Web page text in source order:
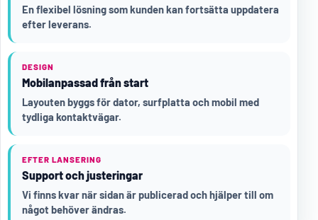
En flexibel lösning som kunden kan fortsätta uppdatera
efter leverans.
DESIGN
Mobilanpassad från start
Layouten byggs för dator, surfplatta och mobil med
tydliga kontaktvägar.
EFTER LANSERING
Support och justeringar
Vi finns kvar när sidan är publicerad och hjälper till om
något behöver ändras.